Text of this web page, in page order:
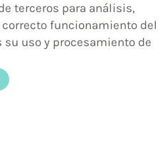
terceros para análisis,
funcionamiento del
uso y procesamiento de